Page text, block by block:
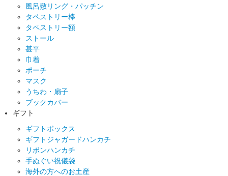
風呂敷リング・パッチン
タペストリー棒
タペストリー額
ストール
甚平
巾着
ポーチ
マスク
うちわ・扇子
ブックカバー
ギフト
ギフトボックス
ギフトジャガードハンカチ
リボンハンカチ
手ぬぐい祝儀袋
海外の方へのお土産